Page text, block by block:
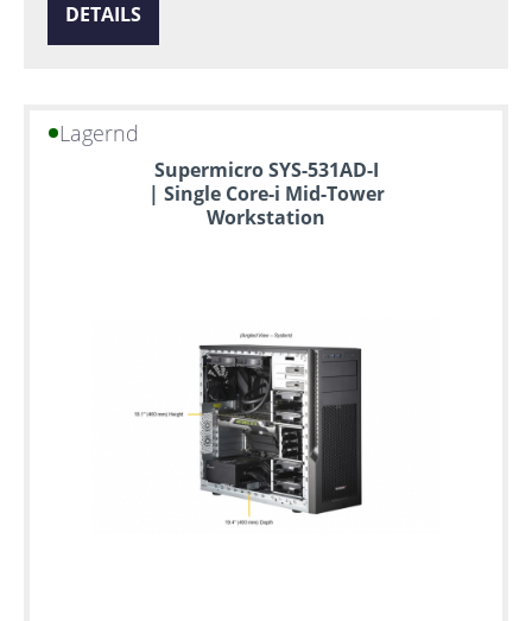
DETAILS
Lagernd
Supermicro SYS-531AD-I
| Single Core-i Mid-Tower
Workstation